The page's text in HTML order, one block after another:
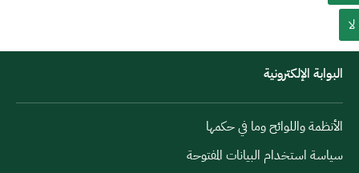
لا
البوابة الإلكترونية
الأنظمة واللوائح وما في حكمها
سياسة استخدام البيانات المفتوحة